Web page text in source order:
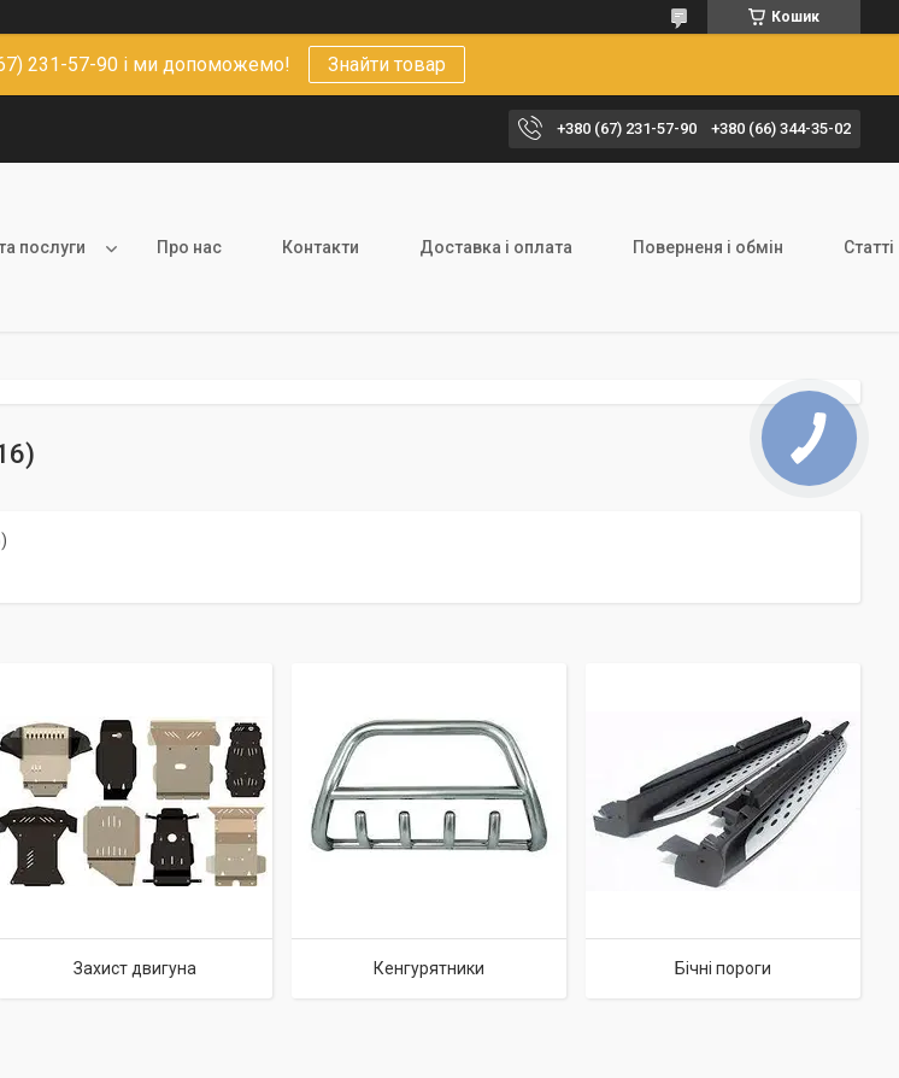
Кошик
231-57-90 і ми допоможемо! Знайти товар
+380 (67) 231-57-90 +380 (66) 344-35-02
послуги Про нас Контакти Доставка і оплата Поверненя і обмін Статті
Захист двигуна Кенгурятники Бічні пороги